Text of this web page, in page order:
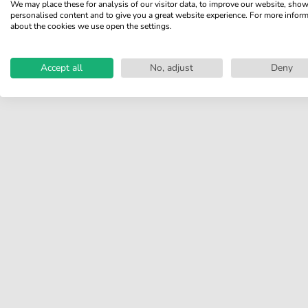
Teilen Sie Ihre Erfahrungen mit
Bewertung schreiben
We may place these for analysis of our visitor data, to improve our website, show
personalised content and to give you a great website experience. For more
about the cookies we use open the settings.
Accept all No, adjust Deny